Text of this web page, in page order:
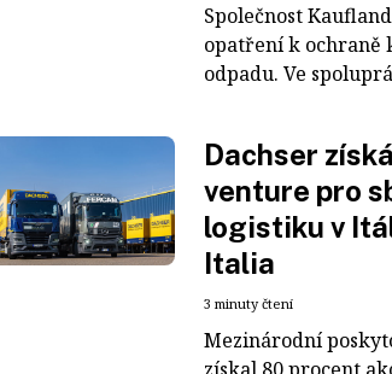
Společnost
opatření k ochraně
odpadu. Ve
Dachser
venture pro
logistiku v
Italia
3 minuty čtení
Mezinárodní
získal 80 procent